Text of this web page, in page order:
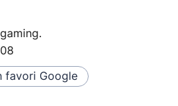
.
favori Google